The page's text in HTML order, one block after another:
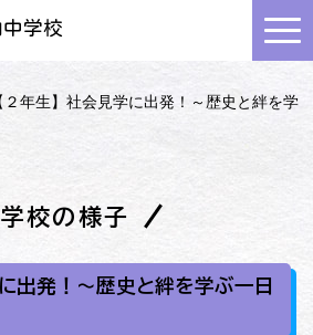
学校
２年生】社会見学に出発！～歴史と絆を学
学校の様子
に出発！～歴史と絆を学ぶ一日